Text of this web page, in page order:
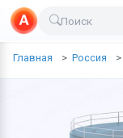
Поиск
Главная Россия
Доставка еды
Недвижимость